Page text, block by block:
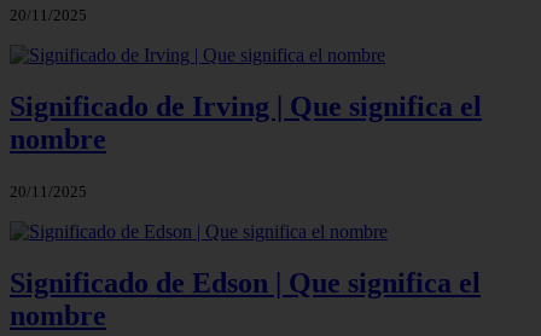
20/11/2025
Significado de Irving | Que significa el
nombre
20/11/2025
Significado de Edson | Que significa el
nombre